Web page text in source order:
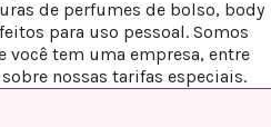
de perfumes de bolso, body
para uso pessoal. Somos
você tem uma empresa, entre
nossas tarifas especiais.